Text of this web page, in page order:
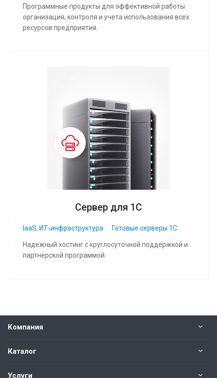
Программные продукты для эффективной работы
организация, контроля и учета использования всех
ресурсов предприятия.
Сервер для 1С
IaaS, ИТ-инфраструктура Готовые серверы 1С
Надежный хостинг с круглосуточной поддержкой и
партнерской программой.
Компания
Каталог
Услуги